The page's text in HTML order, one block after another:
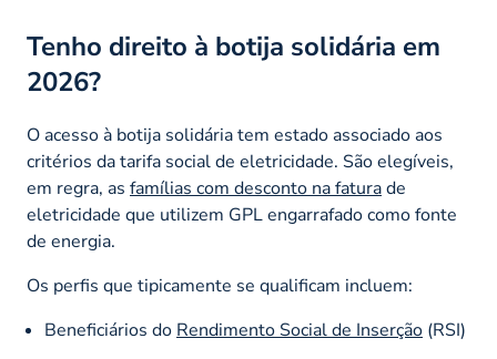
Tenho direito à botija solidária em
2026?
O acesso à botija solidária tem estado associado aos
critérios da tarifa social de eletricidade. São elegíveis,
em regra, as famílias com desconto na faturade
eletricidade que utilizem GPL engarrafado como fonte
de energia.
Os perfis que tipicamente se qualificam incluem:
Beneficiários do Rendimento Social de Inserção (RSI)